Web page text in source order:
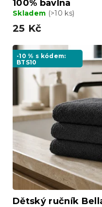
100% bavlna
Skladem (>10 ks)
25 Kč
-10 % s kódem:
BTS10
Dětský ručník